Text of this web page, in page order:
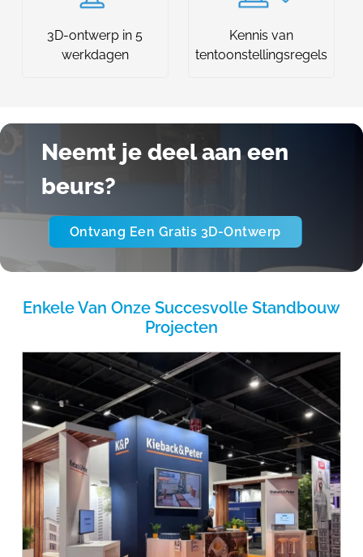
3D-ontwerp in 5
werkdagen
Kennis van
tentoonstellingsregels
Neemt je deel aan een
beurs?
Ontvang Een Gratis 3D-Ontwerp
Enkele Van Onze Succesvolle Standbouw
Projecten